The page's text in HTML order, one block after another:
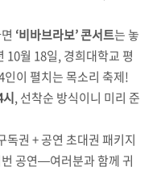
‘비바브라보’ 콘서트는 놓
10월 18일, 경희대학교 평
이 펼치는 목소리 축제!
, 선착순 방식이니 미리 준
권 + 공연 초대권 패키지
공연—여러분과 함께 귀